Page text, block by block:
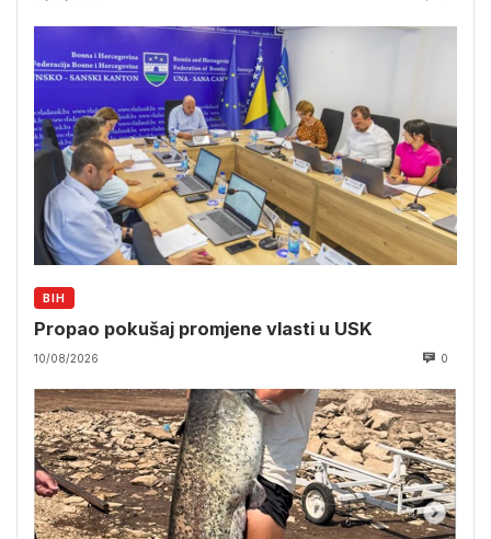
BIH
Propao pokušaj promjene vlasti u USK
10/08/2026 0